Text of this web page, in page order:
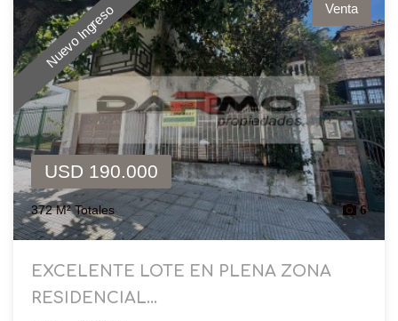
Nuevo Ingreso Venta
USD 190.000
372 M² Totales 6
EXCELENTE LOTE EN PLENA ZONA
RESIDENCIAL...